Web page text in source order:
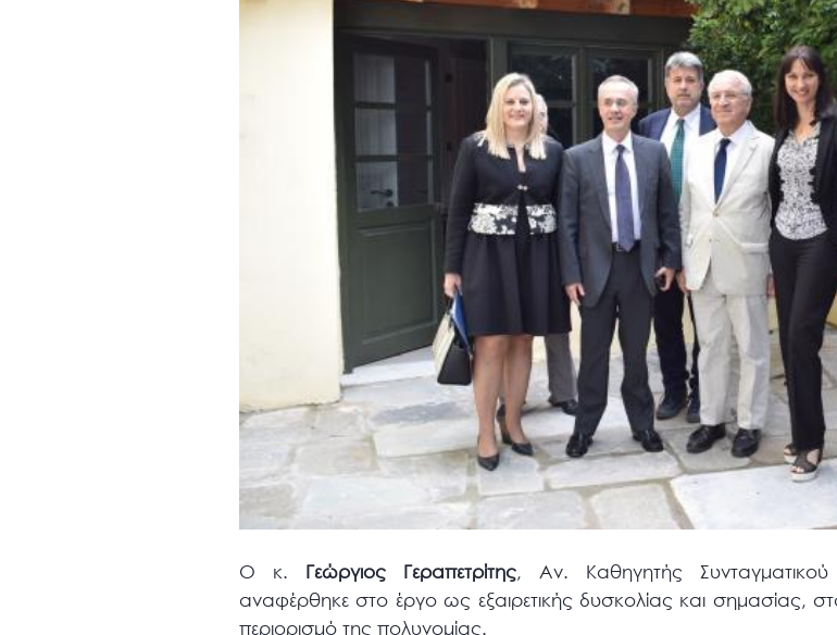
Ο κ. Γεώργιος Γεραπετρίτης, Αν. Καθηγητής
αναφέρθηκε στο έργο ως εξαιρετικής δυσκολίας και σημασίας,
περιορισμό της πολυνομίας.